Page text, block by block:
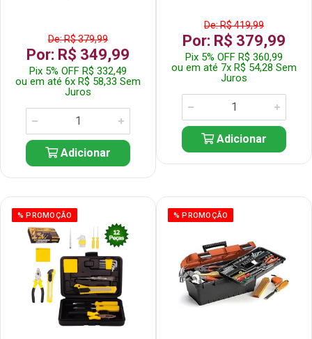
De: R$ 379,99
Por: R$ 349,99
Pix 5% OFF R$ 332,49
ou em até 6x R$ 58,33 Sem
Juros
Adicionar
De: R$ 419,99
Por: R$ 379,99
Pix 5% OFF R$ 360,99
ou em até 7x R$ 54,28 Sem
Juros
Adicionar
% PROMOÇÃO % PROMOÇÃO